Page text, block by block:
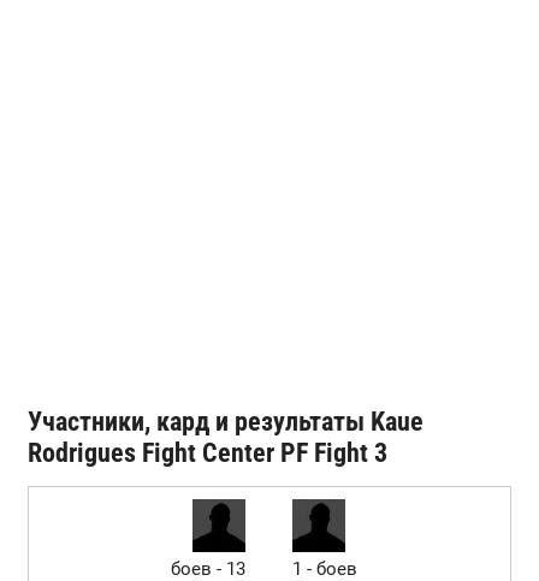
Участники, кард и результаты Kaue
Rodrigues Fight Center PF Fight 3
боев - 13
1 - боев